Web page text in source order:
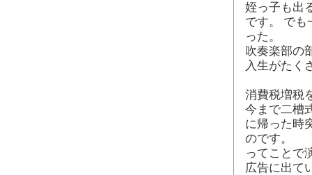
姪っ子も出
です。 でも
った。
吹奏楽部の
入生がたく
消費税増税
今まで二槽
に帰った時
のです。
ってことで
広告に出て